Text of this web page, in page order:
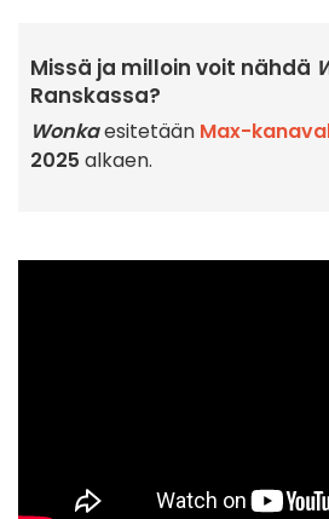
Missä ja milloin voit nähdä
Ranskassa?
Wonkaesitetään Max-
2025 alkaen.